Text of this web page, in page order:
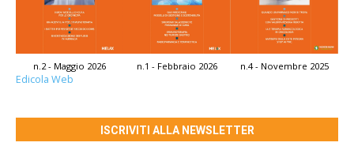
n.2 - Maggio 2026 n.1 - Febbraio 2026 n.4 - Novembre 2025
Edicola Web
ISCRIVITI ALLA NEWSLETTER